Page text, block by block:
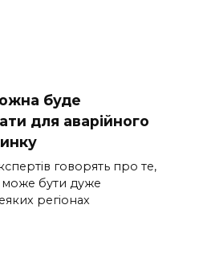
буде
для аварійного
говорять про те,
може бути дуже
регіонах